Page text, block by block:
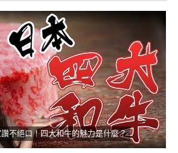
不絕口！四大和牛的魅力是什麼？